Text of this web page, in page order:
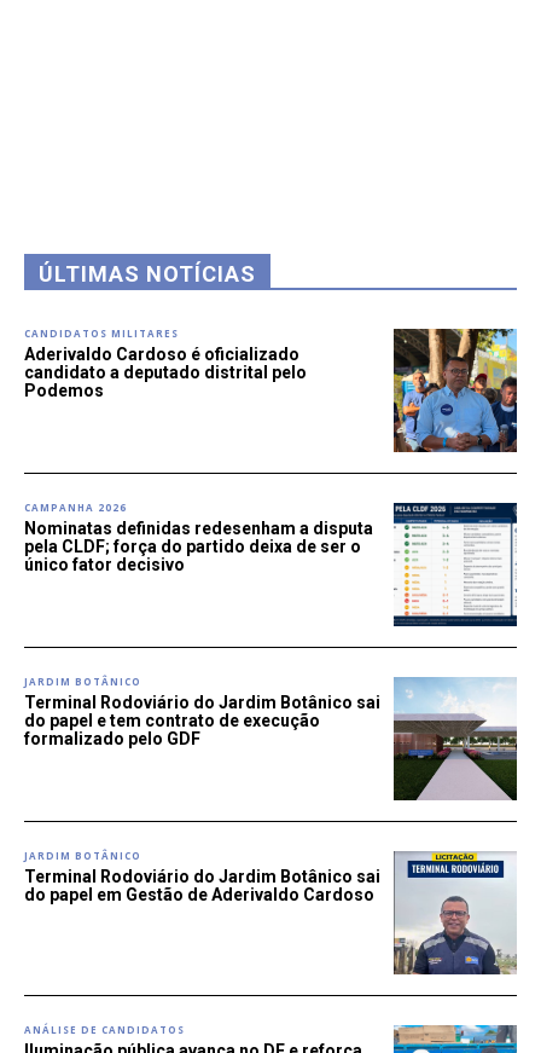
ÚLTIMAS NOTÍCIAS
CANDIDATOS MILITARES
Aderivaldo Cardoso é oficializado
candidato a deputado distrital pelo
Podemos
CAMPANHA 2026
Nominatas definidas redesenham a disputa
pela CLDF; força do partido deixa de ser o
único fator decisivo
JARDIM BOTÂNICO
Terminal Rodoviário do Jardim Botânico sai
do papel e tem contrato de execução
formalizado pelo GDF
JARDIM BOTÂNICO
Terminal Rodoviário do Jardim Botânico sai
do papel em Gestão de Aderivaldo Cardoso
ANÁLISE DE CANDIDATOS